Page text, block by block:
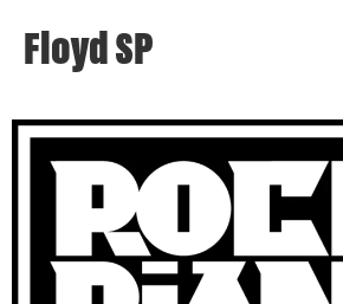
Floyd SP